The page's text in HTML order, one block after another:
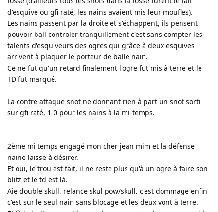
d'esquive ou gfi raté, les nains avaient mis leur moufles).
Les nains passent par la droite et s'échappent, ils pensent
pouvoir ball controler tranquillement c'est sans compter les
talents d'esquiveurs des ogres qui grâce à deux esquives
arrivent à plaquer le porteur de balle nain.
Ce ne fut qu'un retard finalement l'ogre fut mis à terre et le
TD fut marqué.
La contre attaque snot ne donnant rien à part un snot sorti
sur gfi raté, 1-0 pour les nains à la mi-temps.
2ème mi temps engagé mon cher jean mim et la défense
naine laisse à désirer.
Et oui, le trou est fait, il ne reste plus qu'à un ogre à faire son
blitz et le td est là.
Aie double skull, relance skul pow/skull, c'est dommage enfin
c'est sur le seul nain sans blocage et les deux vont à terre.